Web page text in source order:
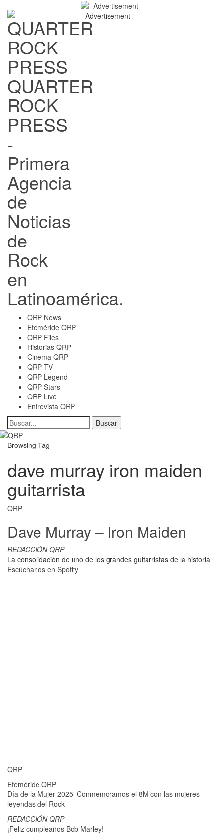
QUARTER
ROCK
PRESS
-
Primera
Agencia
de
Noticias
de
Rock
en
Latinoamérica.
- Advertisement -
QRP News
Efeméride QRP
QRP Files
Historias QRP
Cinema QRP
QRP TV
QRP Legend
QRP Stars
QRP Live
Entrevista QRP
Browsing Tag
dave murray iron maiden
guitarrista
QRP
Dave Murray – Iron Maiden
REDACCIÓN QRP
La consolidación de uno de los grandes guitarristas de la historia
Escúchanos en Spotify
QRP
Efeméride QRP
Día de la Mujer 2025: Conmemoramos el 8M con las mujeres
leyendas del Rock
REDACCIÓN QRP
¡Feliz cumpleaños Bob Marley!